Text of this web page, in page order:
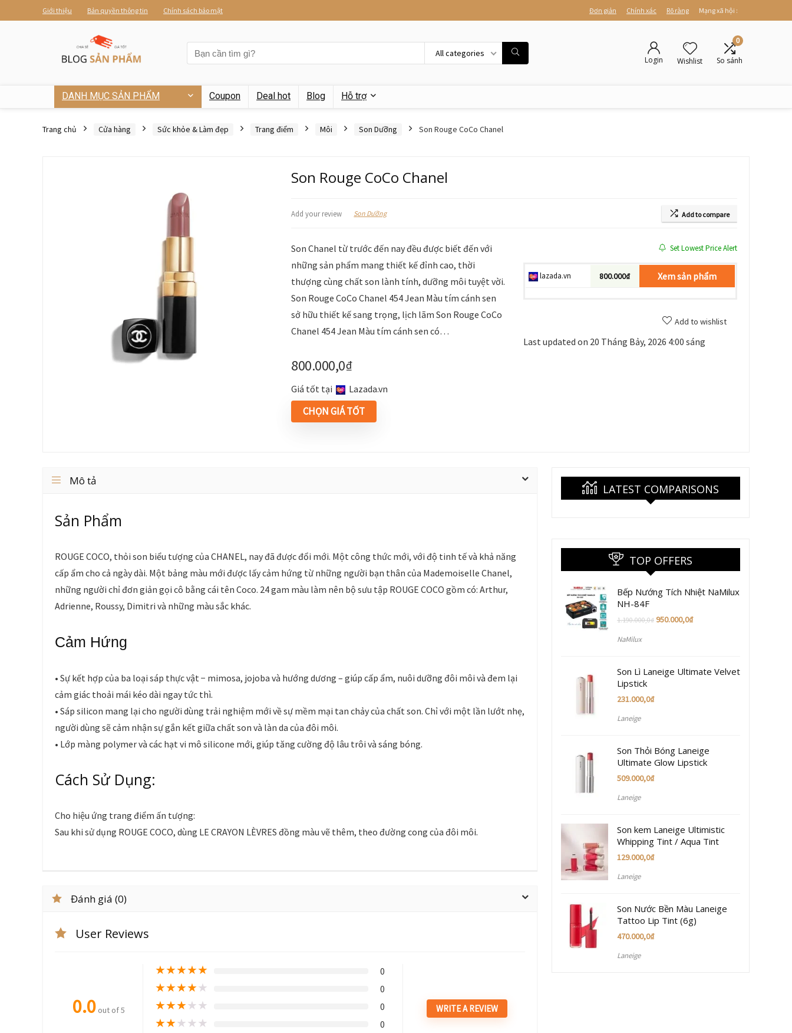
Giới thiệu Bản quyền thông tin Chính sách bảo mật Đơn giản Chính xác Rõ ràng Mạng xã hội :
All categories
Login Wishlist
0
So sánh
DANH MỤC SẢN PHẨM Coupon Deal hot Blog Hỗ trợ
Trang chủ Cửa hàng Sức khỏe & Làm đẹp Trang điểm Môi Son Dưỡng Son Rouge CoCo Chanel
Son Rouge CoCo Chanel
Add your review Son Dưỡng Add to compare
Son Chanel từ trước đến nay đều được biết đến với
những sản phẩm mang thiết kế đỉnh cao, thời
thượng cùng chất son lành tính, dưỡng môi tuyệt vời.
Son Rouge CoCo Chanel 454 Jean Màu tím cánh sen
sở hữu thiết kế sang trọng, lịch lãm Son Rouge CoCo
Chanel 454 Jean Màu tím cánh sen có…
800.000,0₫
Giá tốt tại lazada.vn
CHỌN GIÁ TỐT
Set Lowest Price Alert
lazada.vn 800.000₫ Xem sản phẩm
Add to wishlist
Last updated on 20 Tháng Bảy, 2026 4:00 sáng
Mô tả
Sản Phẩm
ROUGE COCO, thỏi son biểu tượng của CHANEL, nay đã được đổi mới. Một công thức mới, với độ tinh tế và khả năng
cấp ẩm cho cả ngày dài. Một bảng màu mới được lấy cảm hứng từ những người bạn thân của Mademoiselle Chanel,
những người chỉ đơn giản gọi cô bằng cái tên Coco. 24 gam màu làm nên bộ sưu tập ROUGE COCO gồm có: Arthur,
Adrienne, Roussy, Dimitri và những màu sắc khác.
Cảm Hứng
• Sự kết hợp của ba loại sáp thực vật − mimosa, jojoba và hướng dương – giúp cấp ẩm, nuôi dưỡng đôi môi và đem lại
cảm giác thoải mái kéo dài ngay tức thì.
• Sáp silicon mang lại cho người dùng trải nghiệm mới về sự mềm mại tan chảy của chất son. Chỉ với một lần lướt nhẹ,
người dùng sẽ cảm nhận sự gắn kết giữa chất son và làn da của đôi môi.
• Lớp màng polymer và các hạt vi mô silicone mới, giúp tăng cường độ lâu trôi và sáng bóng.
Cách Sử Dụng:
Cho hiệu ứng trang điểm ấn tượng:
Sau khi sử dụng ROUGE COCO, dùng LE CRAYON LÈVRES đồng màu vẽ thêm, theo đường cong của đôi môi.
Đánh giá (0)
User Reviews
0.0 out of 5
★★★★★ 0
★★★★★ 0
★★★★★ 0
★★★★★ 0
WRITE A REVIEW
LATEST COMPARISONS
TOP OFFERS
Bếp Nướng Tích Nhiệt NaMilux
NH-84F
1.190.000,0₫ 950.000,0₫
NaMilux
Son Lì Laneige Ultimate Velvet
Lipstick
231.000,0₫
Laneige
Son Thỏi Bóng Laneige
Ultimate Glow Lipstick
509.000,0₫
Laneige
Son kem Laneige Ultimistic
Whipping Tint / Aqua Tint
129.000,0₫
Laneige
Son Nước Bền Màu Laneige
Tattoo Lip Tint (6g)
470.000,0₫
Laneige